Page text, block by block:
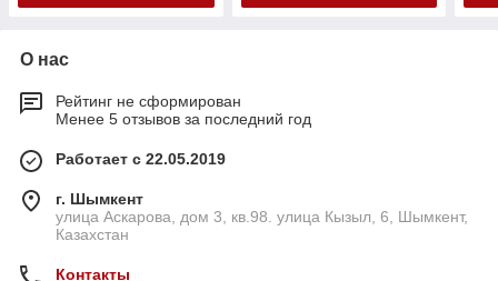
О нас
Рейтинг не сформирован
Менее 5 отзывов за последний год
Работает с 22.05.2019
г. Шымкент
улица Аскарова, дом 3, кв.98. улица Кызыл, 6, Шымкент,
Казахстан
Контакты